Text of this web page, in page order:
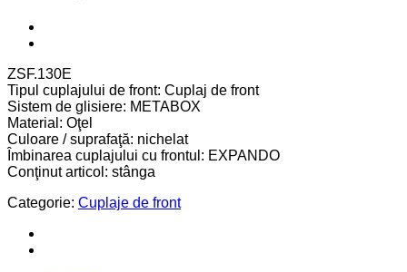
ZSF.130E
Tipul cuplajului de front: Cuplaj de front
Sistem de glisiere: METABOX
Material: Oţel
Culoare / suprafaţă: nichelat
Îmbinarea cuplajului cu frontul: EXPANDO
Conţinut articol: stânga
Categorie: Cuplaje de front